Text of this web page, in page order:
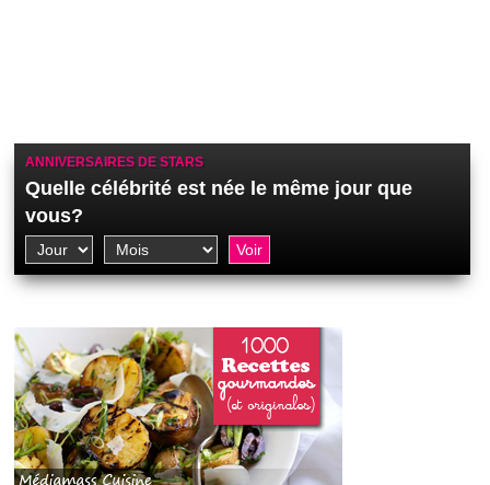
ANNIVERSAIRES DE STARS
Quelle célébrité est née le même jour que
vous?